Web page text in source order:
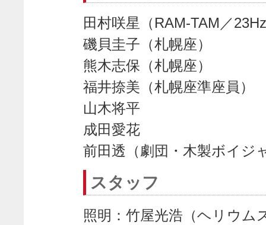
田村咲星（RAM-TAM／
磯貝圭子（札幌座）
熊木志保（札幌座）
福井捺美（札幌座準座員）
山木将平
成田愛花
前田透（劇団・木製ボイジ
スタッフ
照明：竹屋光浩（ヘリウム